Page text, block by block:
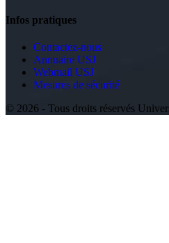
Infos pratiques
Contactez-nous
Annuaire USJ
Webmail USJ
Mesures de sécurité
© 2026 - Tous droits réservés